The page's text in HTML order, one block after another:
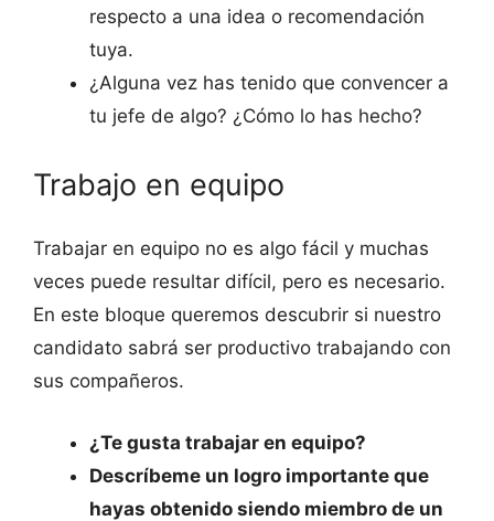
respecto a una idea o recomendación
tuya.
¿Alguna vez has tenido que convencer a
tu jefe de algo? ¿Cómo lo has hecho?
Trabajo en equipo
Trabajar en equipo no es algo fácil y muchas
veces puede resultar difícil, pero es necesario.
En este bloque queremos descubrir si nuestro
candidato sabrá ser productivo trabajando con
sus compañeros.
¿Te gusta trabajar en equipo?
Descríbeme un logro importante que
hayas obtenido siendo miembro de un